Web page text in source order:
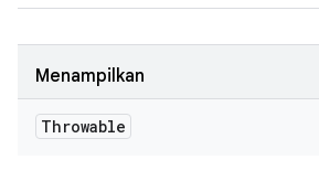
Menampilkan
Throwable